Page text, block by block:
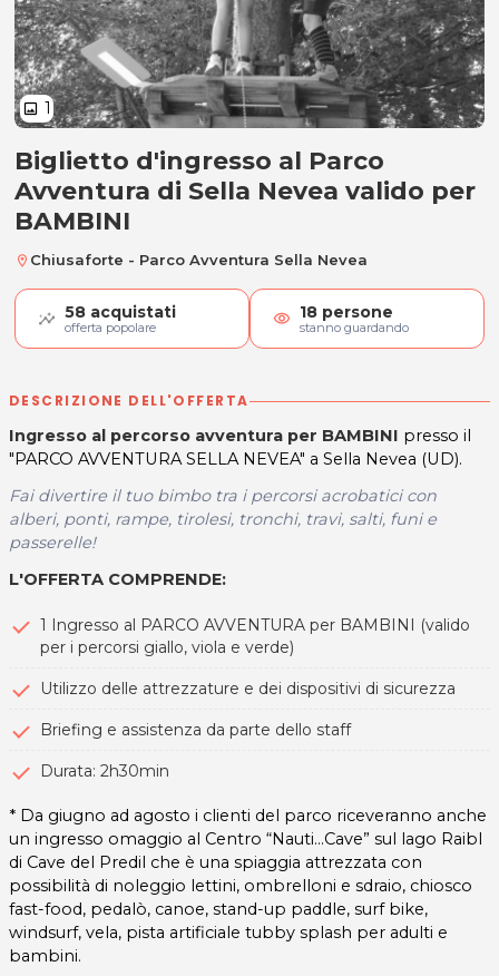
image 1
Ingresso BAMBINI Parco
Biglietto d'ingresso al Parco
Avventura di Sella Nevea valido per
BAMBINI
location_on Chiusaforte - Parco Avventura Sella Nevea
58 acquistati
offerta popolare visibility 18 persone
stanno guardando
DESCRIZIONE DELL'OFFERTA
Ingresso al percorso avventura per BAMBINI presso il
"PARCO AVVENTURA SELLA NEVEA" a Sella Nevea (UD).
Fai divertire il tuo bimbo tra i percorsi acrobatici con
alberi, ponti, rampe, tirolesi, tronchi, travi, salti, funi e
passerelle!
L'OFFERTA COMPRENDE:
1 Ingresso al PARCO AVVENTURA per BAMBINI (valido
per i percorsi giallo, viola e verde)
Utilizzo delle attrezzature e dei dispositivi di sicurezza
Briefing e assistenza da parte dello staff
Durata: 2h30min
* Da giugno ad agosto i clienti del parco riceveranno anche
un ingresso omaggio al Centro “Nauti…Cave” sul lago Raibl
di Cave del Predil che è una spiaggia attrezzata con
possibilità di noleggio lettini, ombrelloni e sdraio, chiosco
fast-food, pedalò, canoe, stand-up paddle, surf bike,
windsurf, vela, pista artificiale tubby splash per adulti e
bambini.